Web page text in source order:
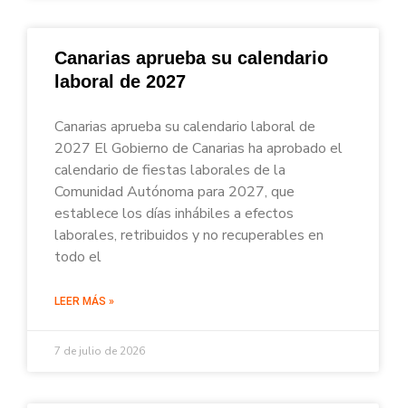
Canarias aprueba su calendario
laboral de 2027
Canarias aprueba su calendario laboral de
2027 El Gobierno de Canarias ha aprobado el
calendario de fiestas laborales de la
Comunidad Autónoma para 2027, que
establece los días inhábiles a efectos
laborales, retribuidos y no recuperables en
todo el
LEER MÁS »
7 de julio de 2026